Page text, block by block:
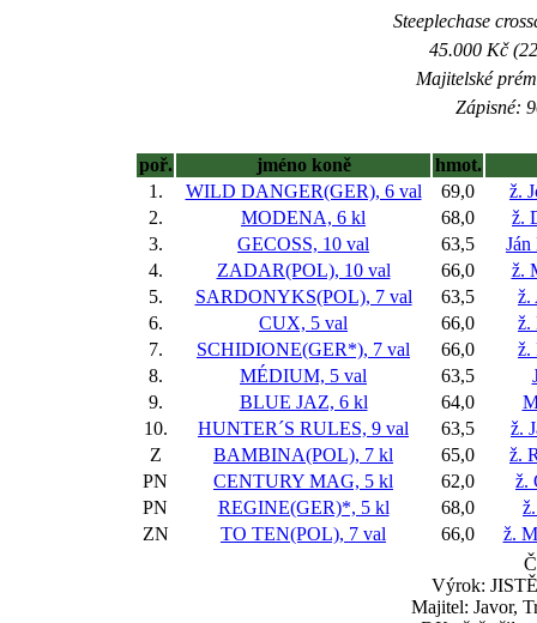
Steeplechase
45.000 Kč
Majitelské
Zápisné:
poř. jméno koně
hmot.
1.
WILD DANGER(GER), 6 val 69,0
ž.
2.
MODENA, 6 kl 68,0
ž.
3.
GECOSS, 10 val 63,5
4.
ZADAR(POL), 10 val 66,0
ž.
5.
SARDONYKS(POL), 7 val 63,5
ž.
6.
CUX, 5 val 66,0
ž.
7.
SCHIDIONE(GER*), 7 val 66,0
ž.
8.
MÉDIUM, 5 val 63,5
9.
BLUE JAZ, 6 kl 64,0
10.
HUNTER´S RULES, 9 val 63,5
ž.
Z
BAMBINA(POL), 7 kl 65,0
ž.
PN
CENTURY MAG, 5 kl 62,0
ž.
PN
REGINE(GER)*, 5 kl 68,0
ZN
TO TEN(POL), 7 val 66,0
ž.
Výrok:
Majitel: Javor,